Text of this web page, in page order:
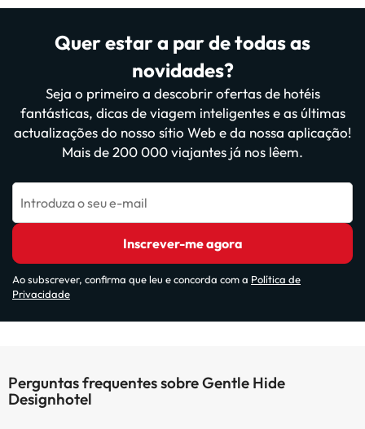
Quer estar a par de todas as
novidades?
Seja o primeiro a descobrir ofertas de hotéis
fantásticas, dicas de viagem inteligentes e as últimas
actualizações do nosso sítio Web e da nossa aplicação!
Mais de 200 000 viajantes já nos lêem.
Introduza o seu e-mail
Inscrever-me agora
Ao subscrever, confirma que leu e concorda com a Política de
Privacidade
Perguntas frequentes sobre Gentle Hide
Designhotel